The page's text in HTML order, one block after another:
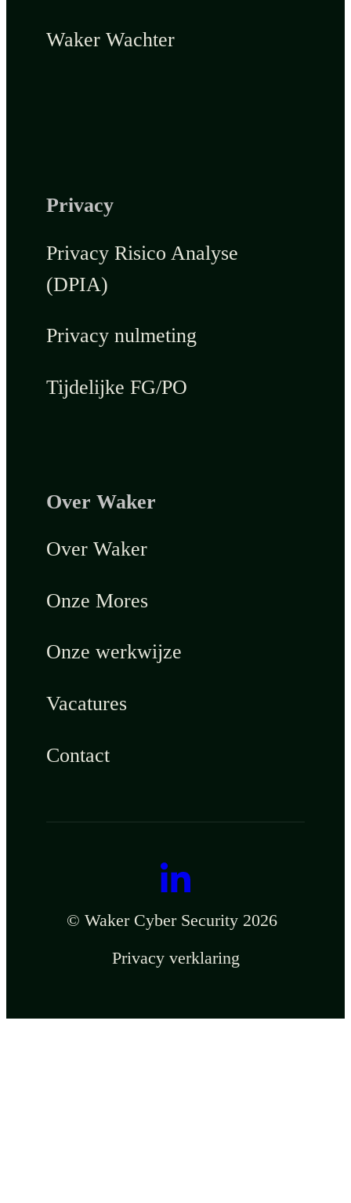
Waker Wachter
Privacy
Privacy Risico Analyse
(DPIA)
Privacy nulmeting
Tijdelijke FG/PO
Over Waker
Over Waker
Onze Mores
Onze werkwijze
Vacatures
Contact
© Waker Cyber Security 2026
Privacy verklaring